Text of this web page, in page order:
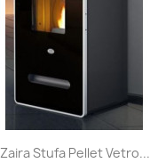
Zaira Stufa Pellet Vetro...